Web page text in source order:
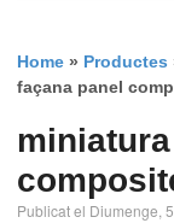
Home » Productes
façana panel
Publicat el Diumenge,